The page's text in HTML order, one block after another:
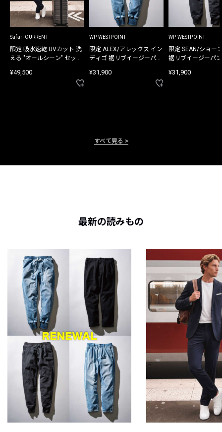
Safari CURRENT
限定 吸水速乾 UVカット 洗
える "オールシーン" セット
¥49,500
WP WESTPOINT
限定 ALEX/アレックス イン
ディゴ 裾リブイージーパン
¥31,900
WP WESTPOINT
限定 SEAN/ショー
裾リブイージーパ
¥31,900
すべて見る
最新の読みもの